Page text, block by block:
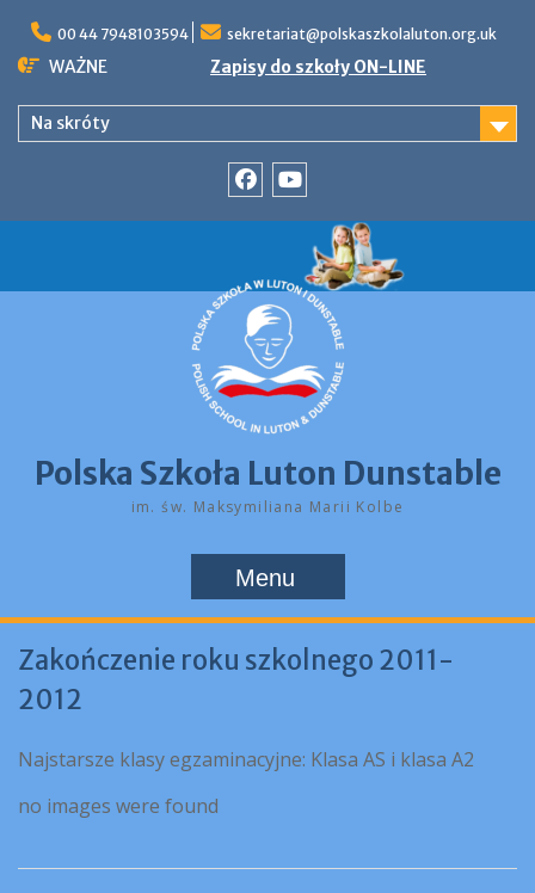
content
00 44 7948103594 sekretariat@polskaszkolaluton.org.uk
WAŻNE Zapisy do szkoły ON-LINE
Na skróty
Polska Szkoła Luton Dunstable
im. św. Maksymiliana Marii Kolbe
Menu
Zakończenie roku szkolnego 2011-
2012
Najstarsze klasy egzaminacyjne: Klasa AS i klasa A2
no images were found